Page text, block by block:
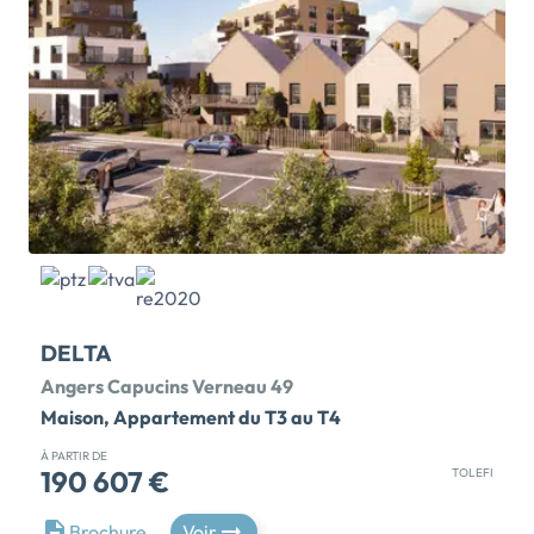
végétalisé, particulièrement travaillé avec sa venelle
piétonne, ses auvents collectifs et sa placette
partagée, procure une ambiance "village" propice aux
rencontres et la promenade. De plus, les arrêts de
tram et bus à proximité vous permettront de rejoindre
le centre-ville d'Angers en quelques […] Voir le
programme immobilier neuf >>
DELTA
Angers Capucins Verneau 49
Maison, Appartement du T3 au T4
À PARTIR DE
190 607 € TOLEFI
TRAVAUX EN COURS ! MAISONS & APPARTEMENTS